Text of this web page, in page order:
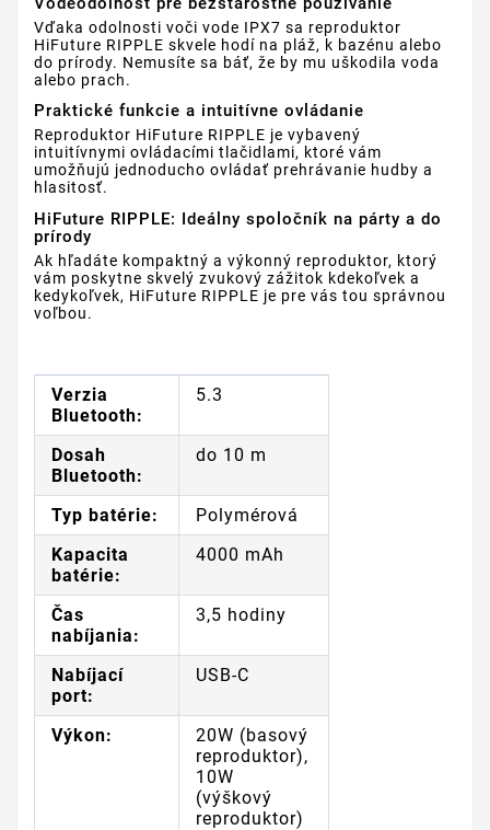
Vďaka odolnosti voči vode IPX7 sa reproduktor
HiFuture RIPPLE skvele hodí na pláž, k bazénu alebo
do prírody. Nemusíte sa báť, že by mu uškodila voda
alebo prach.
Praktické funkcie a intuitívne ovládanie
Reproduktor HiFuture RIPPLE je vybavený
intuitívnymi ovládacími tlačidlami, ktoré vám
umožňujú jednoducho ovládať prehrávanie hudby a
hlasitosť.
HiFuture RIPPLE: Ideálny spoločník na párty a do
prírody
Ak hľadáte kompaktný a výkonný reproduktor, ktorý
vám poskytne skvelý zvukový zážitok kdekoľvek a
kedykoľvek, HiFuture RIPPLE je pre vás tou správnou
voľbou.
Verzia
Bluetooth:
5.3
Dosah
Bluetooth:
do 10 m
Typ batérie:
Polymérová
Kapacita
batérie:
4000 mAh
Čas
nabíjania:
3,5 hodiny
Nabíjací
port:
USB-C
Výkon:
20W (basový
reproduktor),
10W
(výškový
reproduktor)